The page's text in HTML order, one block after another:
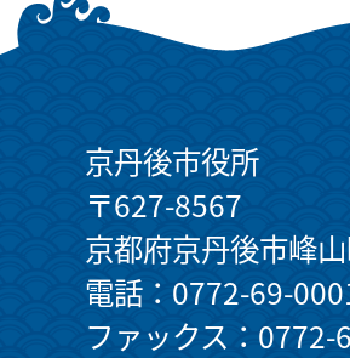
京丹後市役所
〒627-8567
京都府京丹後市峰
電話：0772-69-
ファックス：0772-